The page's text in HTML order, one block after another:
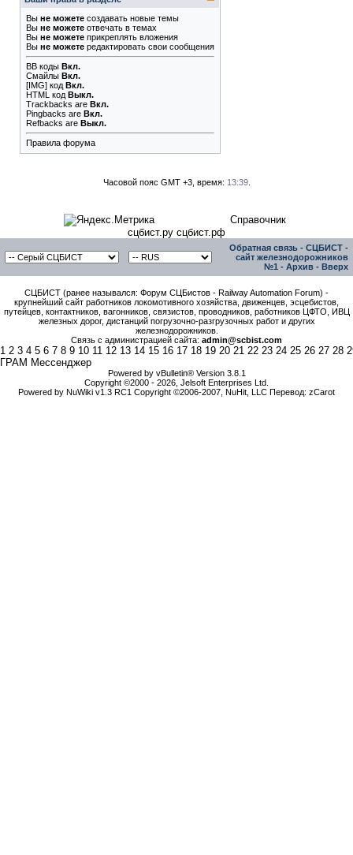
Вы не можете создавать новые темы
Вы не можете отвечать в темах
Вы не можете прикреплять вложения
Вы не можете редактировать свои сообщения
BB коды Вкл.
Смайлы Вкл.
[IMG] код Вкл.
HTML код Выкл.
Trackbacks are Вкл.
Pingbacks are Вкл.
Refbacks are Выкл.
Правила форума
Часовой пояс GMT +3, время: 13:39.
Справочник
сцбист.ру сцбист.рф
Обратная связь - СЦБИСТ -
сайт железнодорожников
№1 - Архив - Вверх
СЦБИСТ (ранее назывался: Форум СЦБистов - Railway Automation Forum) -
крупнейший сайт работников локомотивного хозяйства, движенцев, эсцебистов,
путейцев, контактников, вагонников, связистов, проводников, работников ЦФТО, ИВЦ
железных дорог, дистанций погрузочно-разгрузочных работ и других
железнодорожников.
Связь с администрацией сайта: admin@scbist.com
1 2 3 4 5 6 7 8 9 10 11 12 13 14 15 16 17 18 19 20 21 22 23 24 25 26 27 28
ГРАМ Мессенджер
Powered by vBulletin® Version 3.8.1
Copyright ©2000 - 2026, Jelsoft Enterprises Ltd.
Powered by NuWiki v1.3 RC1 Copyright ©2006-2007, NuHit, LLC Перевод: zCarot